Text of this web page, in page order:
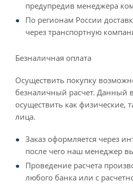
предупредив менеджера
По регионам России
через транспортную
Безналичная оплата
Осуществить покупку
безналичный расчет. Данный
осуществить как физические,
лица.
Заказ оформляется через
после чего наш менеджер
Проведение расчета
любого банка или с